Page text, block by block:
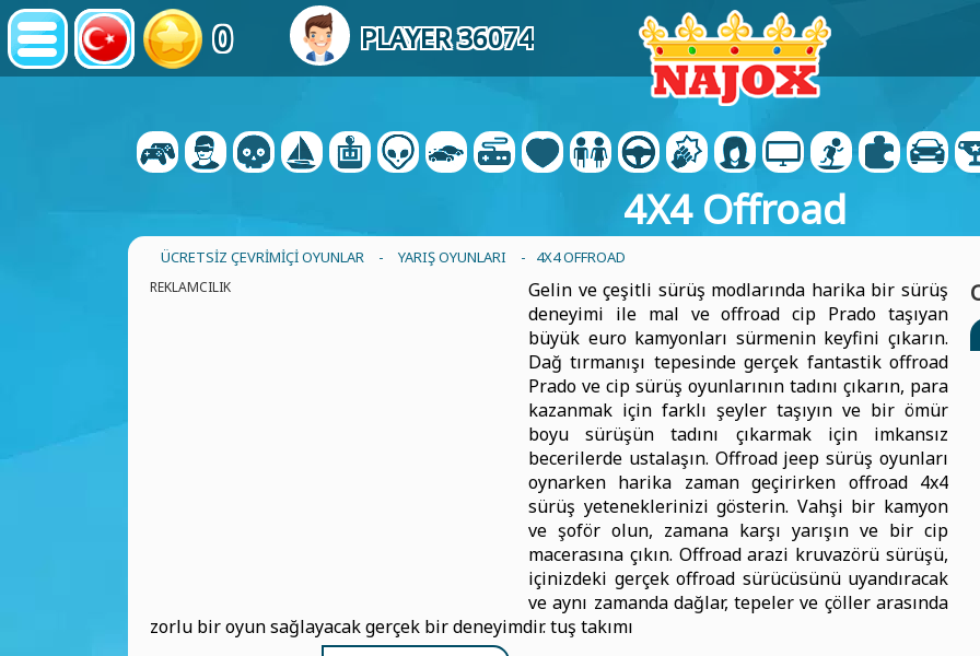
0 PLAYER 36074
4X4 Offroad
ÜCRETSIZ ÇEVRIMIÇI OYUNLAR - YARIŞ OYUNLARI - 4X4 OFFROAD
REKLAMCILIK
Gelin ve çeşitli sürüş modlarında harika bir sürüş
deneyimi ile mal ve offroad cip Prado taşıyan
büyük euro kamyonları sürmenin keyfini çıkarın.
Dağ tırmanışı tepesinde gerçek fantastik offroad
Prado ve cip sürüş oyunlarının tadını çıkarın, para
kazanmak için farklı şeyler taşıyın ve bir ömür
boyu sürüşün tadını çıkarmak için imkansız
becerilerde ustalaşın. Offroad jeep sürüş oyunları
oynarken harika zaman geçirirken offroad 4x4
sürüş yeteneklerinizi gösterin. Vahşi bir kamyon
ve şoför olun, zamana karşı yarışın ve bir cip
macerasına çıkın. Offroad arazi kruvazörü sürüşü,
içinizdeki gerçek offroad sürücüsünü uyandıracak
ve aynı zamanda dağlar, tepeler ve çöller arasında
zorlu bir oyun sağlayacak gerçek bir deneyimdir. tuş takımı